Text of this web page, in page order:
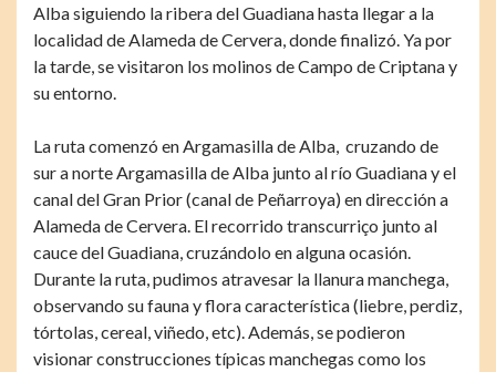
Alba siguiendo la ribera del Guadiana hasta llegar a la
localidad de Alameda de Cervera, donde finalizó. Ya por
la tarde, se visitaron los molinos de Campo de Criptana y
su entorno.
La ruta comenzó en Argamasilla de Alba, cruzando de
sur a norte Argamasilla de Alba junto al río Guadiana y el
canal del Gran Prior (canal de Peñarroya) en dirección a
Alameda de Cervera. El recorrido transcurriço junto al
cauce del Guadiana, cruzándolo en alguna ocasión.
Durante la ruta, pudimos atravesar la llanura manchega,
observando su fauna y flora característica (liebre, perdiz,
tórtolas, cereal, viñedo, etc). Además, se podieron
visionar construcciones típicas manchegas como los